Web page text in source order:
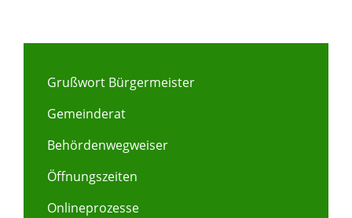
Grußwort Bürgermeister
Gemeinderat
Behördenwegweiser
Öffnungszeiten
Onlineprozesse